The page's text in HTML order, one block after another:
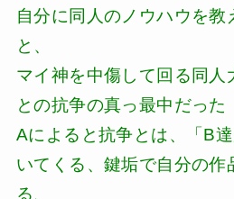
自分に同人のノウハウを教
と、
マイ神を中傷して回る同人
との抗争の真っ最中だった
Aによると抗争とは、「B
いてくる、鍵垢で自分の作
る、